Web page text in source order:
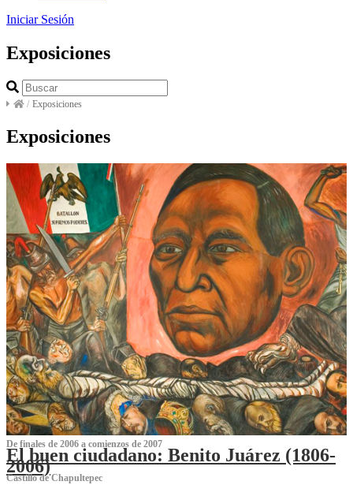
Iniciar Sesión
Exposiciones
/ Exposiciones
Exposiciones
De finales de 2006 a comienzos de 2007
El buen ciudadano: Benito Juárez (1806-
2006)
Castillo de Chapultepec